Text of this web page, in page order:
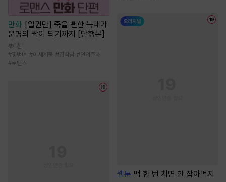
만화 [일권만] 죽을 뻔한 늑대가
운명의 짝이 되기까지 [단행본]
1천
#평범녀 #이세계물 #집착남 #인외존재
#로맨스
웹툰 떡 한 번 치면 안 잡아먹지